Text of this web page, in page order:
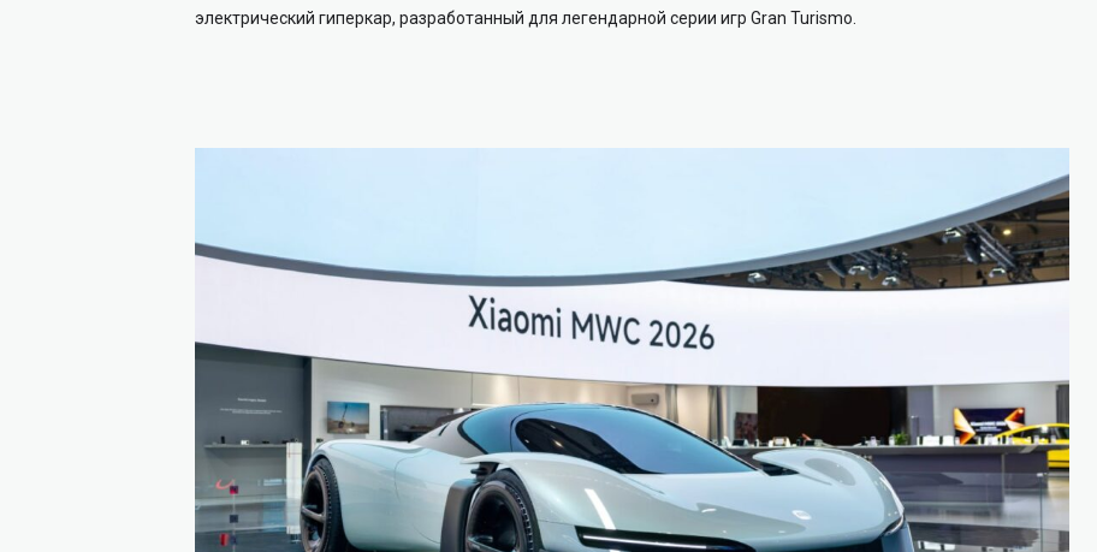
электрический гиперкар, разработанный для легендарной серии игр Gran Turismo.